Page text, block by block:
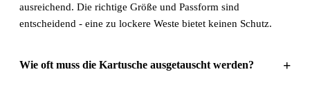
ausreichend. Die richtige Größe und Passform sind
entscheidend - eine zu lockere Weste bietet keinen Schutz.
Wie oft muss die Kartusche ausgetauscht werden? +